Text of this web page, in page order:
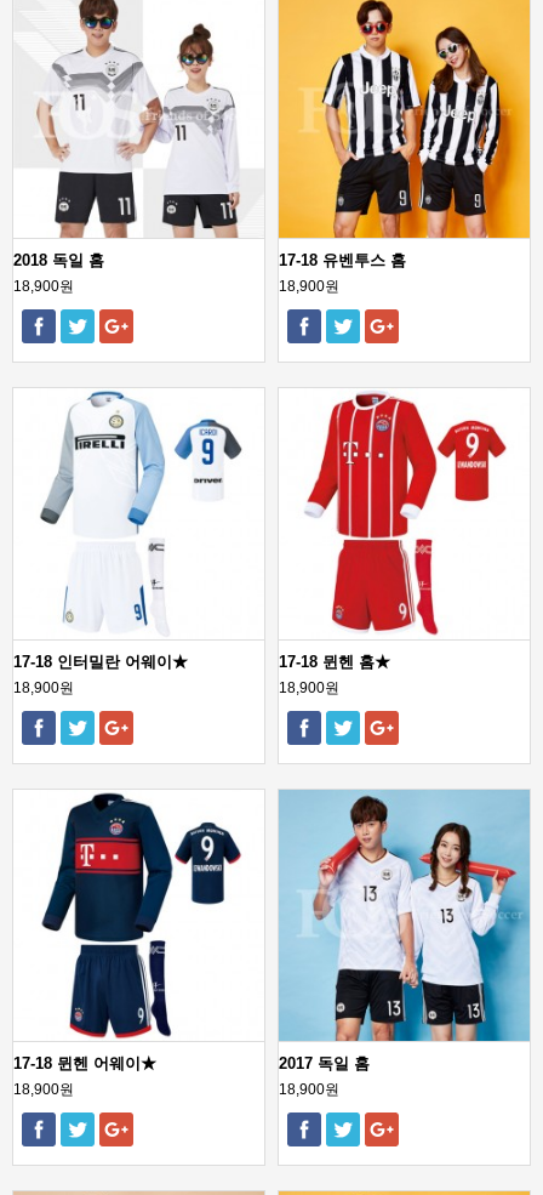
2018 독일 홈
18,900원
17-18 유벤투스 홈
18,900원
17-18 인터밀란 어웨이★
18,900원
17-18 뮌헨 홈★
18,900원
17-18 뮌헨 어웨이★
18,900원
2017 독일 홈
18,900원